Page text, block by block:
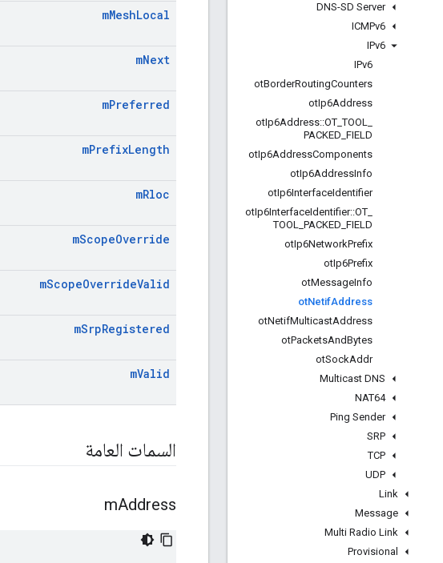
DNS-SD Server
ICMPv6
IPv6
IPv6
otBorderRoutingCounters
otIp6Address
otIp6Address::OT _TOOL
PACKED FIELD
otIp6AddressComponents
otIp6AddressInfo
otIp6InterfaceIdentifier
otIp6InterfaceIdentifier::OT
TOOL PACKED FIELD
otIp6NetworkPrefix
otIp6Prefix
otMessageInfo
otNetifAddress
otNetifMulticastAddress
otPacketsAndBytes
otSockAddr
Multicast DNS
NAT64
Ping Sender
SRP
TCP
UDP
Link
Message
Multi Radio Link
Provisional
mMeshLocal
mNext
mPreferred
mPrefixLength
mRloc
mScopeOverride
mScopeOverrideValid
mSrpRegistered
mValid
السمات العامة
mAddress